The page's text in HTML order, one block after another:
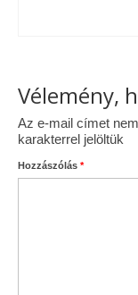
Vélemény,
Az e-mail címet
karakterrel jelöltük
Hozzászólás *